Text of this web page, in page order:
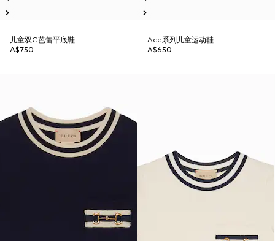
儿童双G芭蕾平底鞋
A$750
Ace系列儿童运动鞋
A$650